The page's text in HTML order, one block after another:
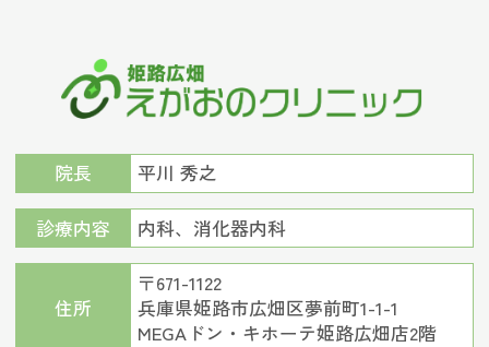
院長 平川 秀之
診療内容 内科、消化器内科
住所
〒671-1122
兵庫県姫路市広畑区夢前町1-1-1
MEGAドン・キホーテ姫路広畑店2階